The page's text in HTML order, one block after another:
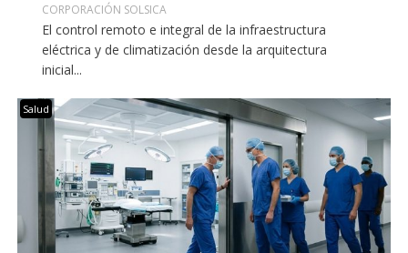
CORPORACIÓN SOLSICA
El control remoto e integral de la infraestructura
eléctrica y de climatización desde la arquitectura
inicial...
Salud